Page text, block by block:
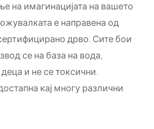
на имагинацијата на вашето
е направена од
дрво. Сите бои
се на база на вода,
и не се токсични.
кај многу различни